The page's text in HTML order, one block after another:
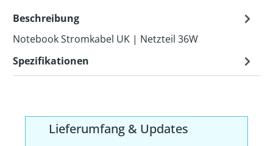
Beschreibung
Notebook Stromkabel UK | Netzteil 36W
Spezifikationen
Lieferumfang & Updates